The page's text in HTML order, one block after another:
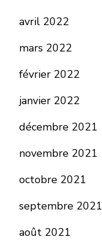
avril 2022
mars 2022
février 2022
janvier 2022
décembre 2021
novembre 2021
octobre 2021
septembre 2021
août 2021